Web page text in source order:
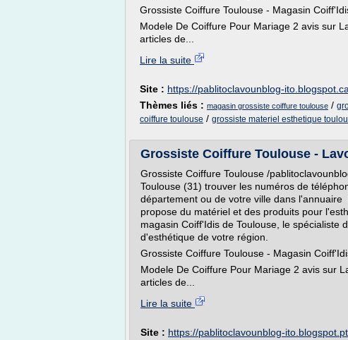
Grossiste Coiffure Toulouse - Magasin
Modele De Coiffure Pour Mariage 2 avis sur
articles de...
Lire la suite
Site : https://pablitoclavounblog-ito.blogspot.ca
Thèmes liés : magasin grossiste coiffure toulouse /
coiffure toulouse / grossiste materiel esthetique
Grossiste Coiffure Toulouse -
Grossiste Coiffure Toulouse /
Toulouse (31) trouver les numéros de
département ou de votre ville dans
propose du matériel et des produits pour
magasin Coiff'Idis de Toulouse, le spécialiste
d'esthétique de votre région.
Grossiste Coiffure Toulouse - Magasin
Modele De Coiffure Pour Mariage 2 avis sur
articles de...
Lire la suite
Site : https://pablitoclavounblog-ito.blogspot.pt